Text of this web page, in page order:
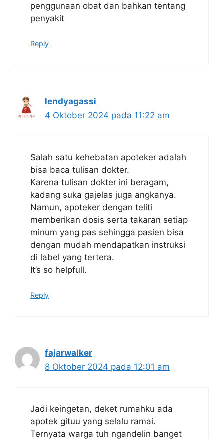
penggunaan obat dan bahkan tentang
penyakit
Reply
lendyagassi
4 Oktober 2024 pada 11:22 am
Salah satu kehebatan apoteker adalah
bisa baca tulisan dokter.
Karena tulisan dokter ini beragam,
kadang suka gajelas juga angkanya.
Namun, apoteker dengan teliti
memberikan dosis serta takaran setiap
minum yang pas sehingga pasien bisa
dengan mudah mendapatkan instruksi
di label yang tertera.
It’s so helpfull.
Reply
fajarwalker
8 Oktober 2024 pada 12:01 am
Jadi keingetan, deket rumahku ada
apotek gituu yang selalu ramai.
Ternyata warga tuh ngandelin banget